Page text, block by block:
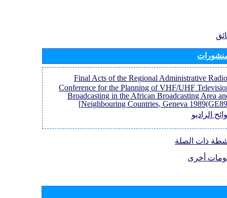
[Final Acts of the Regional Administrative Radio
Conference for the Planning of VHF/UHF
Broadcasting in the African Broadcasting Area
Neighbouring Countries, Geneva
الراديو
ذات الصلة
أخرى